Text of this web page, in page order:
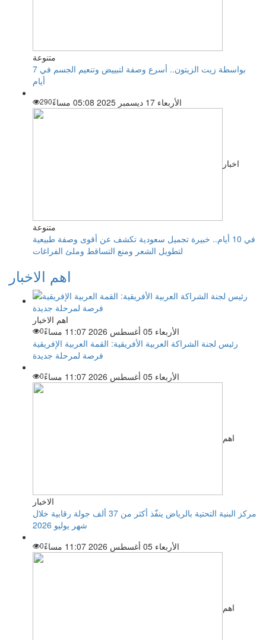
متنوعة
بواسطة زيت الزيتون.. أسرع وصفة لتبييض وتنعيم الجسم في 7
أيام
الأربعاء 17 ديسمبر 2025 05:08 مساءً
290
اخبار
متنوعة
في 10 أيام.. خبيرة تجميل سعودية تكشف عن أقوى وصفة طبيعية
لتطويل الشعر ومنع التساقط وملئ الفراغات
اهم الاخبار
اهم الاخبار
الأربعاء 05 أغسطس 2026 11:07 مساءً
0
رئيس لجنة الشراكة العربية الأفريقية: القمة العربية الإفريقية
فرصة لمرحلة جديدة
الأربعاء 05 أغسطس 2026 11:07 مساءً
0
اهم
الاخبار
مركز البنية التحتية بالرياض ينفّذ أكثر من 37 ألف جولة رقابية خلال
شهر يوليو 2026
الأربعاء 05 أغسطس 2026 11:07 مساءً
0
اهم